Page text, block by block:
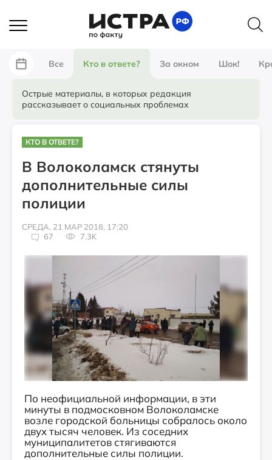
Все Кто в ответе? За окном Шок!
Острые материалы, в которых редакция
рассказывает о социальных проблемах
КТО В ОТВЕТЕ?
В Волоколамск стянуты
дополнительные силы
полиции
СРЕДА, 21 МАР 2018, 17:20
67
7.3K
По неофициальной информации, в эти
минуты в подмосковном Волоколамске
возле городской больницы собралось около
двух тысяч человек. Из соседних
муниципалитетов стягиваются
дополнительные силы полиции.